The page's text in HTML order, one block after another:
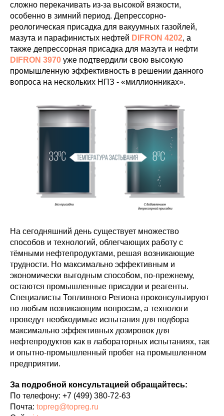
сложно перекачивать из-за высокой вязкости,
особенно в зимний период. Депрессорно-
реологическая присадка для вакуумных газойлей,
мазута и парафинистых нефтей DIFRON 4202, а
также депрессорная присадка для мазута и нефти
DIFRON 3970 уже подтвердили свою высокую
промышленную эффективность в решении данного
вопроса на нескольких НПЗ - «миллионниках».
На сегодняшний день существует множество
способов и технологий, облегчающих работу с
тёмными нефтепродуктами, решая возникающие
трудности. Но максимально эффективным и
экономически выгодным способом, по-прежнему,
остаются промышленные присадки и реагенты.
Специалисты Топливного Региона проконсультируют
по любым возникающим вопросам, а технологи
проведут необходимые испытания для подбора
максимально эффективных дозировок для
нефтепродуктов как в лабораторных испытаниях, так
и опытно-промышленный пробег на промышленном
предприятии.
За подробной консультацией обращайтесь:
По телефону: +7 (499) 380-72-63
Почта: topreg@topreg.ru